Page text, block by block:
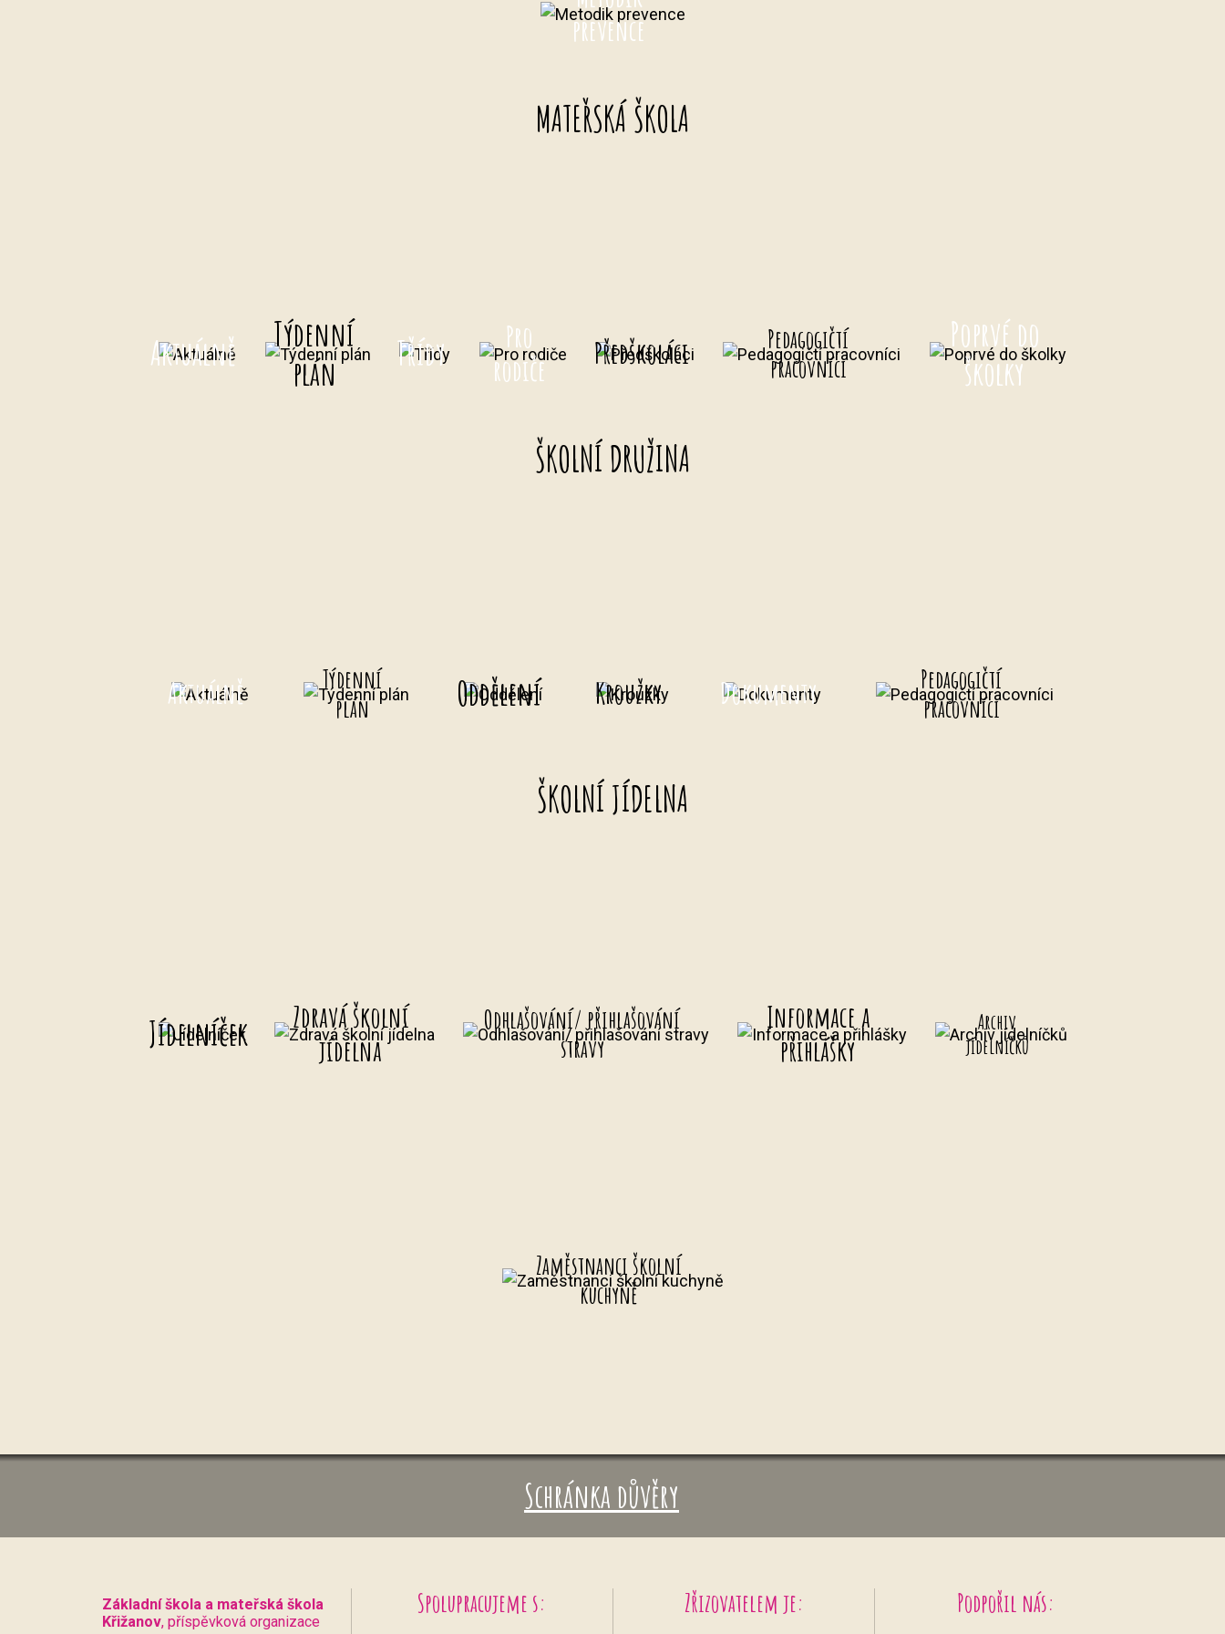
prevence
MATEŘSKÁ ŠKOLA
Aktuálně
Týdenní
plán
Třídy
Pro
rodiče
Předškoláci
Pedagogičtí
pracovníci
Poprvé do
školky
ŠKOLNÍ DRUŽINA
Aktuálně
Týdenní
plán
Oddělení Kroužky Dokumenty
Pedagogičtí
pracovníci
ŠKOLNÍ JÍDELNA
Jídelníček
Zdravá školní
jídelna
Odhlašování/ přihlašování
stravy
Informace a
přihlášky
Archiv
jídelníčků
Zaměstnanci školní
kuchyně
Schránka důvěry
Základní škola a mateřská škola
Křižanov, příspěvková organizace
Spolupracujeme s: Zřizovatelem je: Podpořil nás: